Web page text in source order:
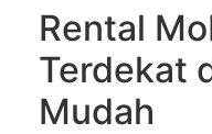
Rental
Terdekat
Mudah